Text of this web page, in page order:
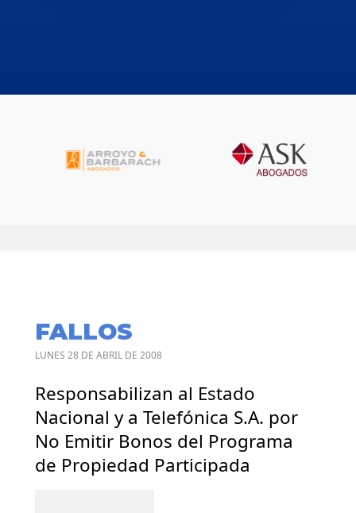
FALLOS
LUNES 28 DE ABRIL DE 2008
Responsabilizan al Estado
Nacional y a Telefónica S.A. por
No Emitir Bonos del Programa
de Propiedad Participada